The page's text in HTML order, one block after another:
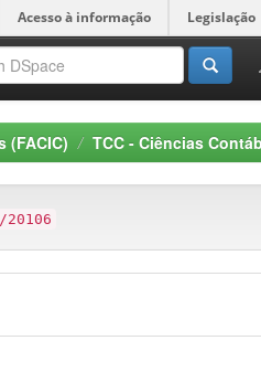
Acesso à informação Legislação
(FACIC) TCC - Ciências